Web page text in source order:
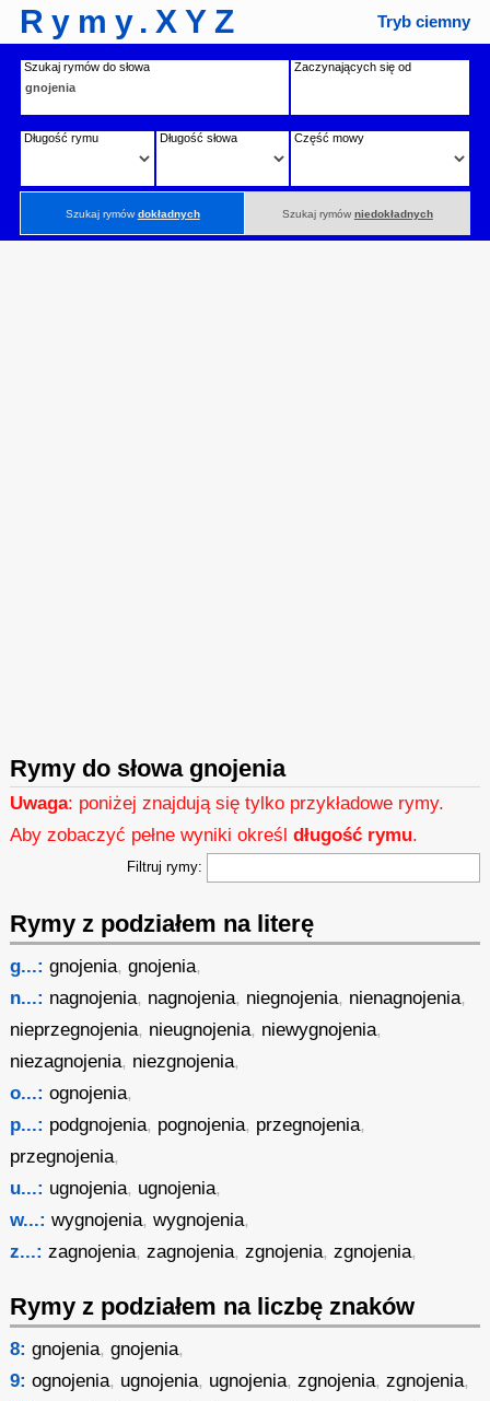
Rymy.XYZ Tryb ciemny
Szukaj rymów do słowa Zaczynających się od
Długość rymu Długość słowa Część mowy
Szukaj rymówdokładnych Szukaj rymów niedokładnych
Rymy do słowa gnojenia
Uwaga: poniżej znajdują się tylko przykładowe rymy.
Aby zobaczyć pełne wyniki określdługość rymu.
Filtruj rymy:
Rymy z podziałem na literę
g...: gnojenia,gnojenia,
n...: nagnojenia, nagnojenia, niegnojenia, nienagnojenia,
nieprzegnojenia, nieugnojenia, niewygnojenia,
niezagnojenia, niezgnojenia,
o...: ognojenia,
p...: podgnojenia, pognojenia, przegnojenia,
przegnojenia,
u...: ugnojenia, ugnojenia,
w...: wygnojenia,wygnojenia,
z...: zagnojenia,zagnojenia,zgnojenia,zgnojenia,
Rymy z podziałem na liczbę znaków
8: gnojenia,gnojenia,
9: ognojenia, ugnojenia, ugnojenia,zgnojenia,zgnojenia,